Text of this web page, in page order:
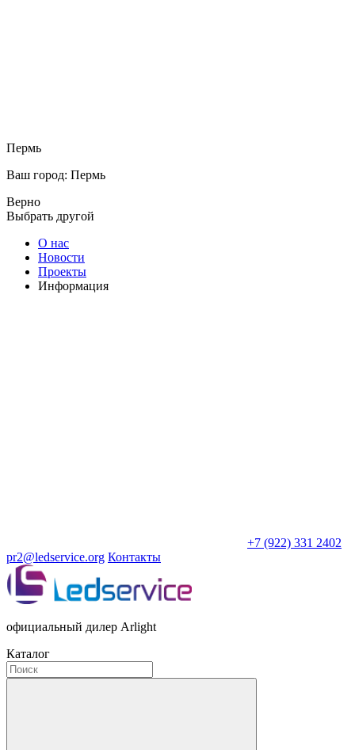
Пермь
Ваш город: Пермь
Верно
Выбрать другой
О нас
Новости
Проекты
Информация
+7 (922) 331 2402
pr2@ledservice.org Контакты
официальный дилер Arlight
Каталог